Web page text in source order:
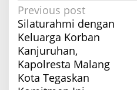
P
o
s
t
n
Previous post
Silaturahmi dengan
Keluarga Korban
Kanjuruhan,
Kapolresta Malang
Kota Tegaskan